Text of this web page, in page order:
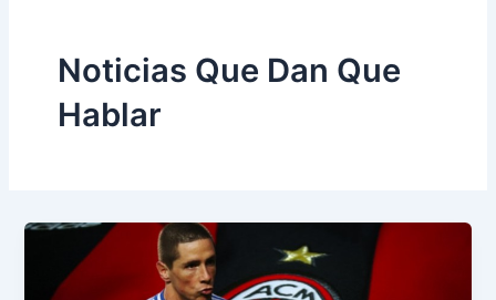
Noticias Que Dan Que
Hablar